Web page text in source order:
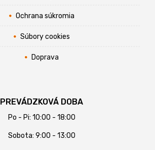
Ochrana súkromia
Súbory cookies
Doprava
PREVÁDZKOVÁ DOBA
Po - Pi: 10:00 - 18:00
Sobota: 9:00 - 13:00